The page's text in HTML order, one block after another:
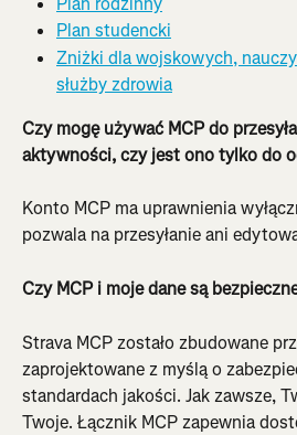
Plan studencki
Zniżki dla wojskowych,
służby zdrowia
Czy mogę używać MCP do
aktywności, czy jest ono tylko do
Konto MCP ma uprawnienia
pozwala na przesyłanie ani
Czy MCP i moje dane są
Strava MCP zostało zbudowane
zaprojektowane z myślą o
standardach jakości. Jak zawsze,
Twoje. Łącznik MCP zapewnia